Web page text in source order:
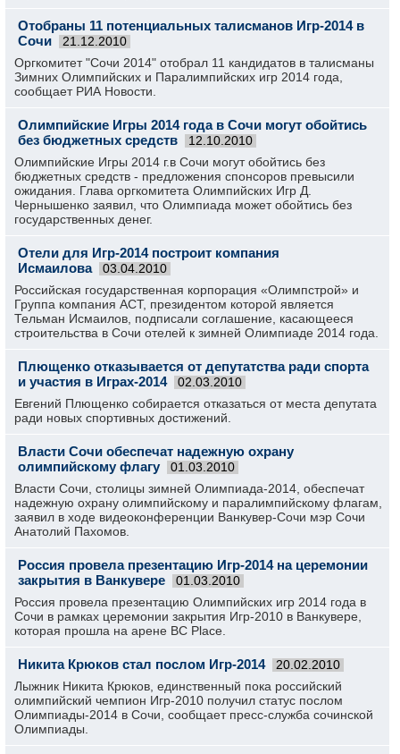
Отобраны 11 потенциальных талисманов Игр-2014 в
Сочи
21.12.2010
Оргкомитет "Сочи 2014" отобрал 11 кандидатов в талисманы
Зимних Олимпийских и Паралимпийских игр 2014 года,
сообщает РИА Новости.
Олимпийские Игры 2014 года в Сочи могут обойтись
без бюджетных средств
12.10.2010
Олимпийские Игры 2014 г.в Сочи могут обойтись без
бюджетных средств - предложения спонсоров превысили
ожидания. Глава оргкомитета Олимпийских Игр Д.
Чернышенко заявил, что Олимпиада может обойтись без
государственных денег.
Отели для Игр-2014 построит компания
Исмаилова
03.04.2010
Российская государственная корпорация «Олимпстрой» и
Группа компания АСТ, президентом которой является
Тельман Исмаилов, подписали соглашение, касающееся
строительства в Сочи отелей к зимней Олимпиаде 2014 года.
Плющенко отказывается от депутатства ради спорта
и участия в Играх-2014
02.03.2010
Евгений Плющенко собирается отказаться от места депутата
ради новых спортивных достижений.
Власти Сочи обеспечат надежную охрану
олимпийскому флагу
01.03.2010
Власти Сочи, столицы зимней Олимпиада-2014, обеспечат
надежную охрану олимпийскому и паралимпийскому флагам,
заявил в ходе видеоконференции Ванкувер-Сочи мэр Сочи
Анатолий Пахомов.
Россия провела презентацию Игр-2014 на церемонии
закрытия в Ванкувере
01.03.2010
Россия провела презентацию Олимпийских игр 2014 года в
Сочи в рамках церемонии закрытия Игр-2010 в Ванкувере,
которая прошла на арене BC Place.
Никита Крюков стал послом Игр-2014 20.02.2010
Лыжник Никита Крюков, единственный пока российский
олимпийский чемпион Игр-2010 получил статус послом
Олимпиады-2014 в Сочи, сообщает пресс-служба сочинской
Олимпиады.